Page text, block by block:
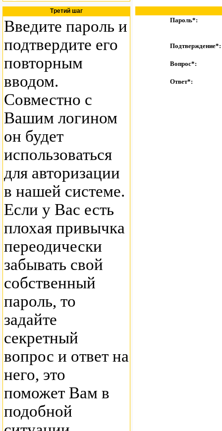
Третий шаг
Введите пароль и
подтвердите его
повторным
вводом.
Совместно с
Вашим логином
он будет
использоваться
для авторизации
в нашей системе.
Если у Вас есть
плохая привычка
переодически
забывать свой
собственный
пароль, то
задайте
секретный
вопрос и ответ на
него, это
поможет Вам в
подобной
Пароль*:
Подтверждение*:
Вопрос*:
Ответ*: